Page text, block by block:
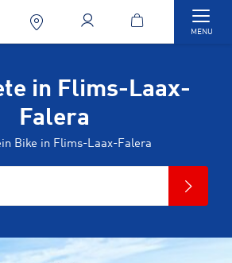
MENU
in Flims-Laax-
Falera
Bike in Flims-Laax-Falera